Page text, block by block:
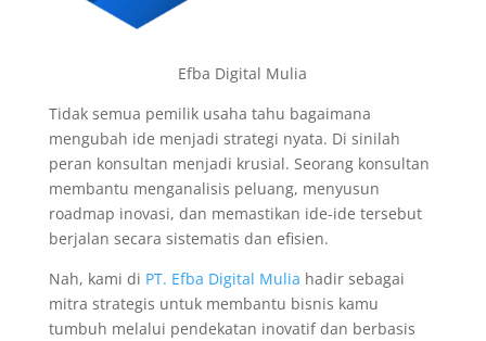
Efba Digital Mulia
Tidak semua pemilik usaha tahu bagaimana
mengubah ide menjadi strategi nyata. Di sinilah
peran konsultan menjadi krusial. Seorang konsultan
membantu menganalisis peluang, menyusun
roadmap inovasi, dan memastikan ide-ide tersebut
berjalan secara sistematis dan efisien.
Nah, kami di PT. Efba Digital Mulia hadir sebagai
mitra strategis untuk membantu bisnis kamu
tumbuh melalui pendekatan inovatif dan berbasis